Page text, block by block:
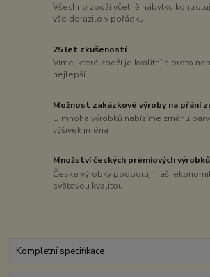
Všechno zboží včetně nábytku
vše dorazilo v pořádku
25 let zkušeností
Víme, které zboží je kvalitní a proto
nejlepší
Možnost zakázkové výroby na přání
U mnoha výrobků nabízíme změnu
výšivek jména
Množství českých prémiových výrobků
České výrobky podporují naši
světovou kvalitou
Kompletní specifikace